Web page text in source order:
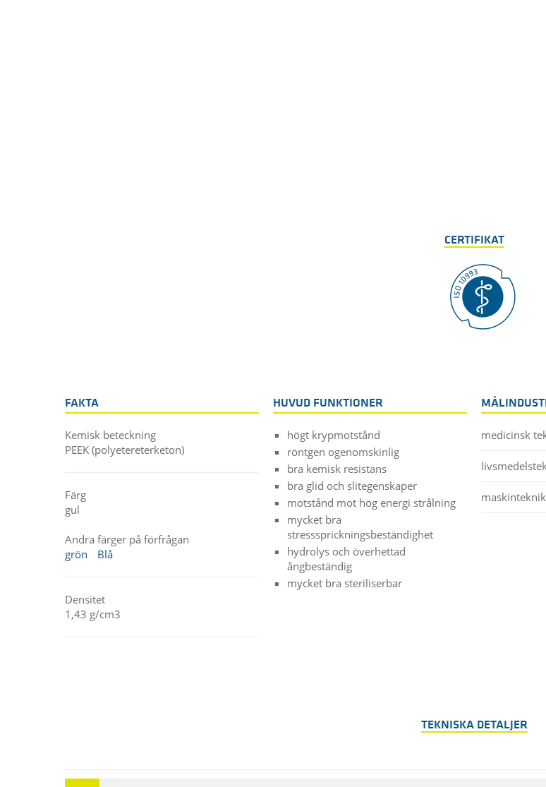
CERTIFIKAT
FAKTA
Kemisk beteckning
PEEK (polyetereterketon)
Färg
gul
Andra färger på förfrågan
grön
Blå
Densitet
1,43 g/cm3
HUVUD FUNKTIONER
högt krypmotstånd
röntgen ogenomskinlig
bra kemisk resistans
bra glid och slitegenskaper
motstånd mot hög energi strålning
mycket bra
stresssprickningsbeständighet
hydrolys och överhettad
ångbeständig
mycket bra steriliserbar
medicinsk
maskinteknik
TEKNISKA DETALJER